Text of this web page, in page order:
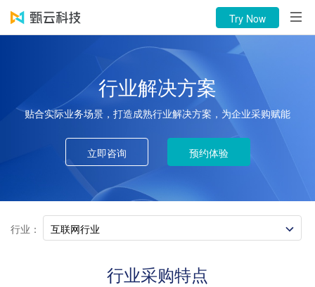
Products
Try Now
Phone Call：400-116-0808
Try Now
行业解决方案
贴合实际业务场景，打造成熟行业解决方案，为企业采购赋能
立即咨询 预约体验
行业： 互联网行业
行业采购特点